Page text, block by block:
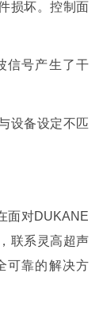
损坏。控制面
信号产生了干
设备设定不匹
面对DUKANE
联系灵高超声
可靠的解决方